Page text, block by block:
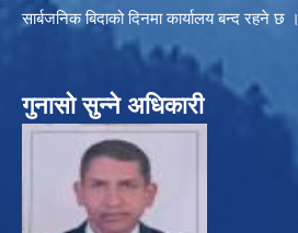
सार्बजनिक बिदाको दिनमा कार्यालय बन्द रहने छ ।
गुनासो सुन्ने अधिकारी